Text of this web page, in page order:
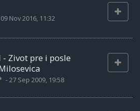
09 Nov 2016, 11:32
- Zivot pre i posle
-27 Sep 2009, 19:58